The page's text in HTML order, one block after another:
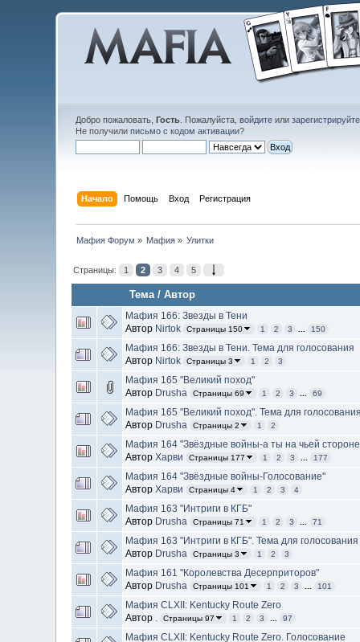
Добро пожаловать, Гость. Пожалуйста, войдитеили
Не получили письмо с кодом активации?
Начало Помощь Вход Регистрация
Мафия Форум » Мафия » Улитки
Страницы: 1 2 3 4 5
Тема/ Автор
Мафия 166: Звезды в Тени
Автор Nirtok Страницы 150 1 2 3 150
Мафия 166: Звезды в Тени. Тема для голосования
Автор Nirtok Страницы 3 1 2 3
Мафия 165 "Великий поход"
Автор Drusha Страницы 69 1 2 3 69
Мафия 165 "Великий поход". Тема для
Автор Drusha Страницы 2 1 2
Мафия 164 "Звёздные войны-а ты на чьей
Автор Харви Страницы 177 1 2 3 177
Мафия 164 "Звёздные войны-Голосование"
Автор Харви Страницы 4 1 2 3 4
Мафия 163 "Интриги в КГБ"
Автор Drusha Страницы 71 1 2 3 71
Мафия 163 "Интриги в КГБ". Тема для голосования
Автор Drusha Страницы 3 1 2 3
Мафия 161 "Королевства Десерприторов"
Автор Drusha Страницы 101 1 2 3 101
Мафия CLXII: Kentucky Route Zero
Автор
Страницы 97 1 2 3 97
Мафия CLXII: Kentucky Route Zero. Голосование